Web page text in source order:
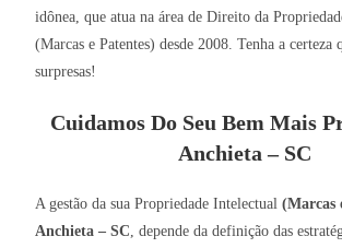
idônea, que atua na área de Direito da
(Marcas e Patentes) desde 2008. Tenha a certeza
surpresas!
Cuidamos Do Seu Bem Mais
Anchieta – SC
A gestão da sua Propriedade Intelectual(Marcas
Anchieta – SC, depende da definição das